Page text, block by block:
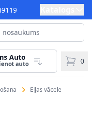
Auto
auto 0
Eļļas vācele